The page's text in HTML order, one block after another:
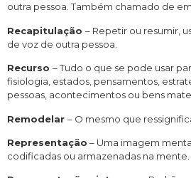
outra pessoa. Também chamado de
Recapitulação – Repetir ou resumir,
de voz de outra pessoa.
Recurso – Tudo o que se pode usar
fisiologia, estados, pensamentos,
pessoas, acontecimentos ou bens
Remodelar – O mesmo que
Representação – Uma imagem
codificadas ou armazenadas na mente.